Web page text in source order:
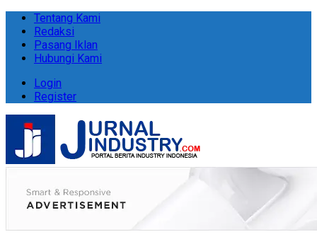
Tentang Kami
Redaksi
Pasang Iklan
Hubungi Kami
Login
Register